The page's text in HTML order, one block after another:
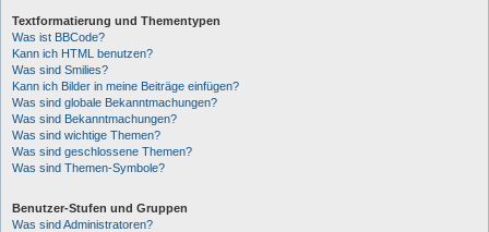
Textformatierung und Thementypen
Was ist BBCode?
Kann ich HTML benutzen?
Was sind Smilies?
Kann ich Bilder in meine Beiträge einfügen?
Was sind globale Bekanntmachungen?
Was sind Bekanntmachungen?
Was sind wichtige Themen?
Was sind geschlossene Themen?
Was sind Themen-Symbole?
Benutzer-Stufen und Gruppen
Was sind Administratoren?